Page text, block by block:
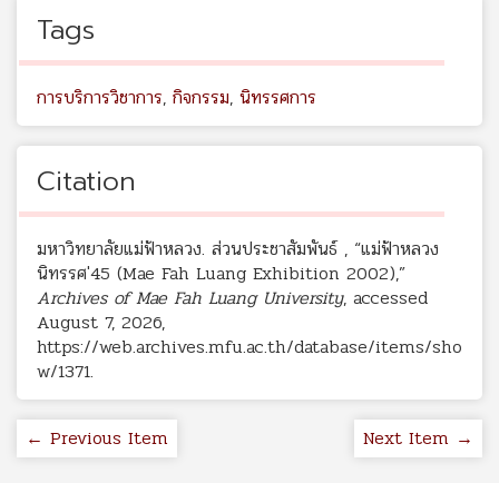
Tags
การบริการวิชาการ, กิจกรรม, นิทรรศการ
Citation
มหาวิทยาลัยแม่ฟ้าหลวง. ส่วนประชาสัมพันธ์ , “แม่ฟ้าหลวง
นิทรรศ'45 (Mae Fah Luang Exhibition 2002),”
Archives of Mae Fah Luang University, accessed
August 7, 2026,
https://web.archives.mfu.ac.th/database/items/sho
w/1371.
← Previous Item Next Item →